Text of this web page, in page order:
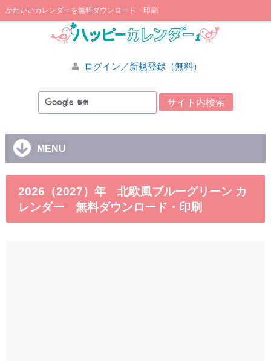
かわいいカレンダーを無料ダウンロード・印刷
ログイン／新規登録（無料）
MENU
2026（2027）年 北欧風ブルーグリーン カ
レンダー 無料ダウンロード・印刷